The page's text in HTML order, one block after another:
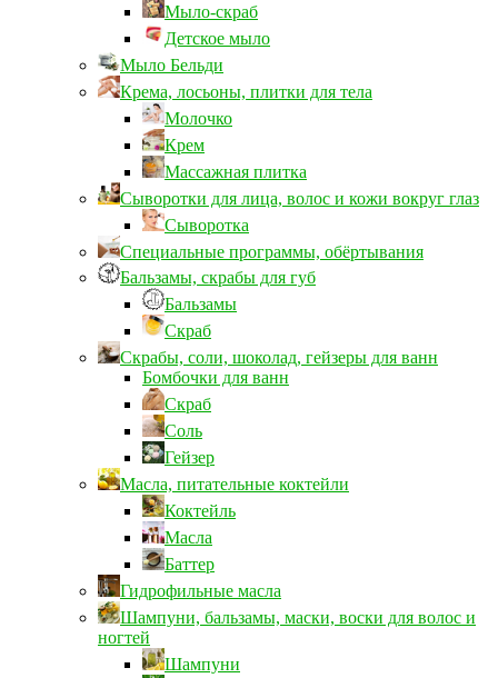
Мыло-скраб
Детское мыло
Мыло Бельди
Крема, лосьоны, плитки для тела
Молочко
Крем
Массажная плитка
Сыворотки для лица, волос и кожи вокруг глаз
Сыворотка
Специальные программы, обёртывания
Бальзамы, скрабы для губ
Бальзамы
Скраб
Скрабы, соли, шоколад, гейзеры для ванн
Бомбочки для ванн
Скраб
Соль
Гейзер
Масла, питательные коктейли
Коктейль
Масла
Баттер
Гидрофильные масла
Шампуни, бальзамы, маски, воски для волос и
ногтей
Шампуни